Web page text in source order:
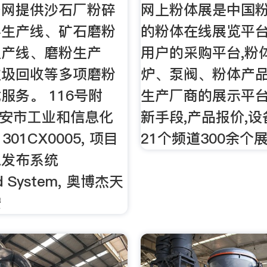
提供沙石厂粉碎
产线、矿石磨粉
线、磨粉生产
回收等多项磨粉
务。 116号附
市工业和信息化
项目
布系统
System, 奥博杰天
网上粉体展是中国
的粉体在线展览平
用户的采购平台,粉
炉、泵阀、粉体产
生产厂商的展示平
新手段,产品报价,
21个频道300余个